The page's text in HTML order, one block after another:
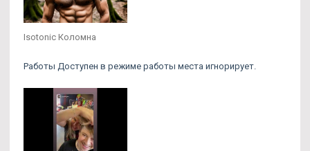
Isotonic Коломна
Работы Доступен в режиме работы места игнорирует.